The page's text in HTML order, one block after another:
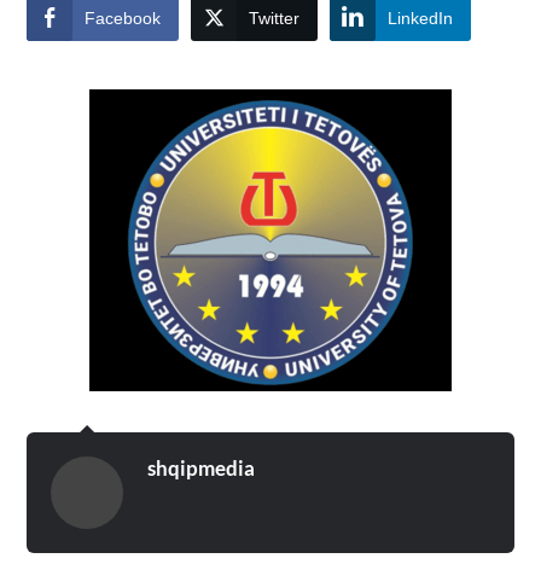
Facebook Twitter LinkedIn
shqipmedia